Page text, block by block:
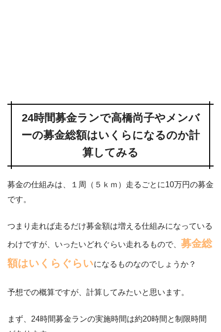
24時間募金ランで高橋尚子やメンバ
ーの募金総額はいくらになるのか計
算してみる
募金の仕組みは、１周（５ｋｍ）走るごとに10万円の募金
です。
つまり走れば走るだけ募金額は増える仕組みになっている
わけですが、いったいどれぐらい走れるもので、 募金総
額はいくらぐらいになるものなのでしょうか？
予想での概算ですが、計算してみたいと思います。
まず、24時間募金ランの実施時間は約20時間と制限時間